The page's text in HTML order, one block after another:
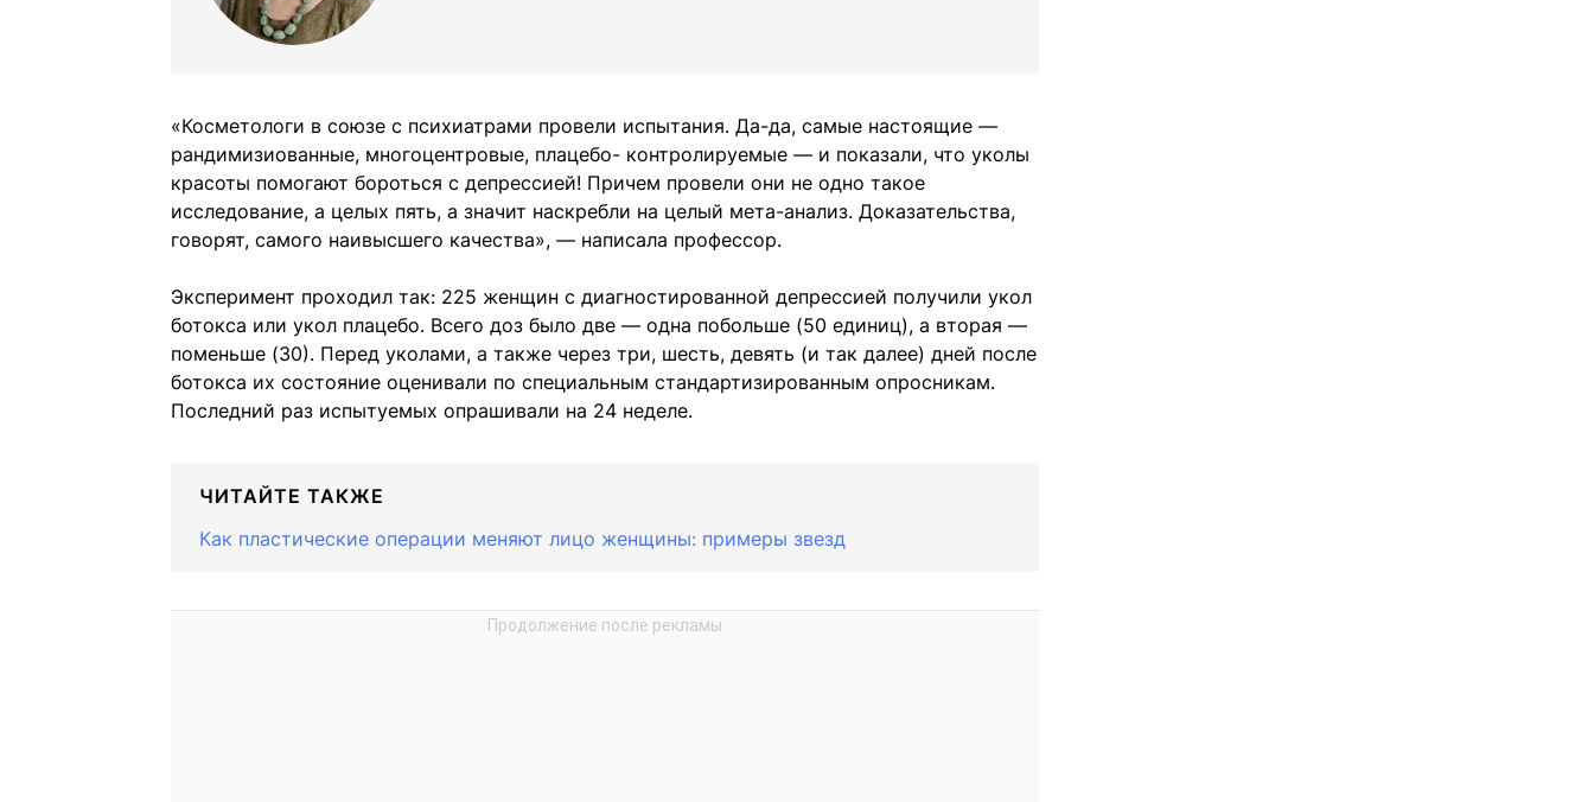
«Косметологи в союзе с психиатрами провели испытания. Да-да, самые настоящие —
рандимизиованные, многоцентровые, плацебо- контролируемые — и показали, что уколы
красоты помогают бороться с депрессией! Причем провели они не одно такое
исследование, а целых пять, а значит наскребли на целый мета-анализ. Доказательства,
говорят, самого наивысшего качества», — написала профессор.
Эксперимент проходил так: 225 женщин с диагностированной депрессией получили укол
ботокса или укол плацебо. Всего доз было две — одна побольше (50 единиц), а вторая —
поменьше (30). Перед уколами, а также через три, шесть, девять (и так далее) дней после
ботокса их состояние оценивали по специальным стандартизированным опросникам.
Последний раз испытуемых опрашивали на 24 неделе.
ЧИТАЙТЕ ТАКЖЕ
Как пластические операции меняют лицо женщины: примеры звезд